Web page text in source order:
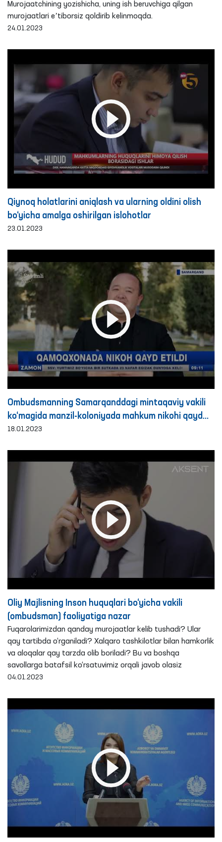
Murojaatchining yozishicha, uning ish beruvchiga qilgan
murojaatlari eʼtiborsiz qoldirib kelinmoqda.
24.01.2023
Qiynoq holatlarini aniqlash va ularning oldini olish
bo‘yicha amalga oshirilgan islohotlar
23.01.2023
Ombudsmanning Samarqanddagi mintaqaviy vakili
ko‘magida manzil-koloniyada mahkum nikohi qayd
etildi
18.01.2023
Oliy Majlisning Inson huquqlari bo‘yicha vakili
(ombudsman) faoliyatiga nazar
Fuqarolarimizdan qanday murojaatlar kelib tushadi? Ular
qay tartibda o‘rganiladi? Xalqaro tashkilotlar bilan hamkorlik
va aloqalar qay tarzda olib boriladi? Bu va boshqa
savollarga batafsil ko‘rsatuvimiz orqali javob olasiz
04.01.2023